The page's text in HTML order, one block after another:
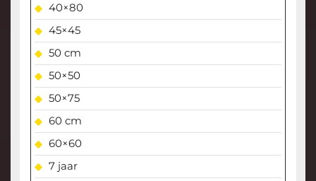
40×80
45×45
50 cm
50×50
50×75
60 cm
60×60
7 jaar